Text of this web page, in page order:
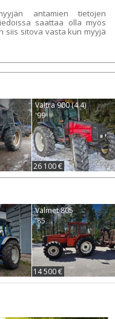
antamien tietojen
saattaa olla myös
siis sitova vasta kun myyjä
Valtra 900 (4.4)
'99
26 100 €
Valmet 805
'85
14 500 €